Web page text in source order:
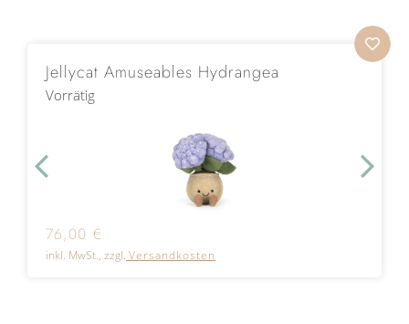
Jellycat Amuseables Hydrangea
Vorrätig
76,00 €
inkl. MwSt., zzgl. Versandkosten